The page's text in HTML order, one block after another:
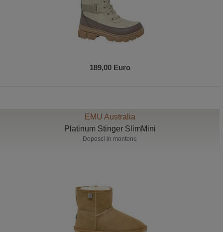
189,00 Euro
EMU Australia
Platinum Stinger SlimMini
Doposci in montone